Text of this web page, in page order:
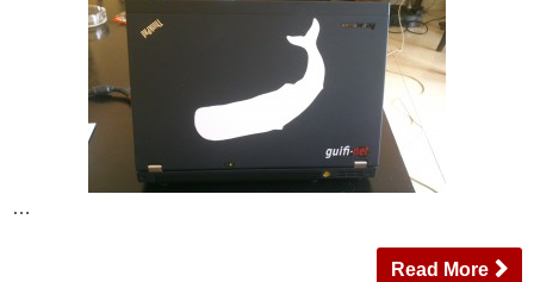
…
Read More